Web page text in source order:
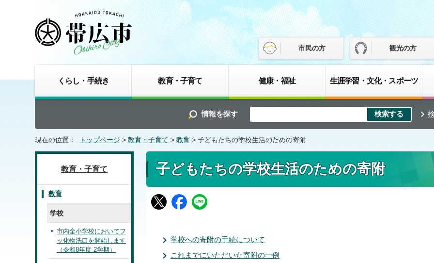
市民の方 観光の方
くらし・手続き 教育・子育て 健康・福祉 生涯学習・文化・スポーツ
情報を探す
現在の位置： トップページ > 教育・子育て > 教育 > 子どもたちの学校生活のための寄附
子どもたちの学校生活のための寄附
学校への寄附の手続について
これまでにいただいた寄附の一例
教育・子育て
教育
学校
市内全小学校においてフ
ッ化物洗口を開始します
（令和8年度 2学期）